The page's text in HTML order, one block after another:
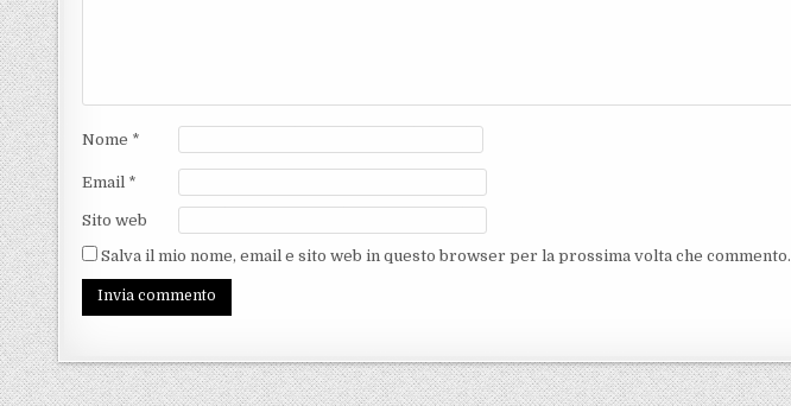
Nome *
Email *
Sito web
Salva il mio nome, email e sito web in questo browser per la prossima volta che commento.